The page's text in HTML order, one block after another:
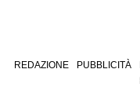
REDAZIONE PUBBLICITÀ